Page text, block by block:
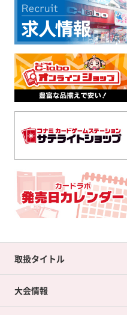
取扱タイトル
大会情報